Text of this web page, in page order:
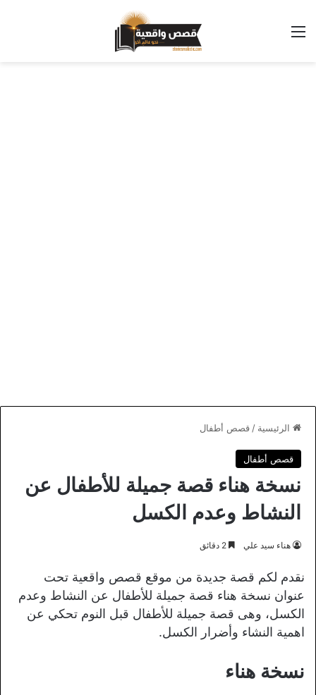
القائمة
الرئيسية / قصص أطفال
قصص أطفال
نسخة هناء قصة جميلة للأطفال عن
النشاط وعدم الكسل
هناء سيد علي
نقدم لكم قصة جديدة من موقع قصص واقعية تحت
عنوان نسخة هناء قصة جميلة للأطفال عن النشاط وعدم
الكسل، وهى قصة جميلة للأطفال قبل النوم تحكي عن
اهمية النشاء وأضرار الكسل.
نسخة هناء